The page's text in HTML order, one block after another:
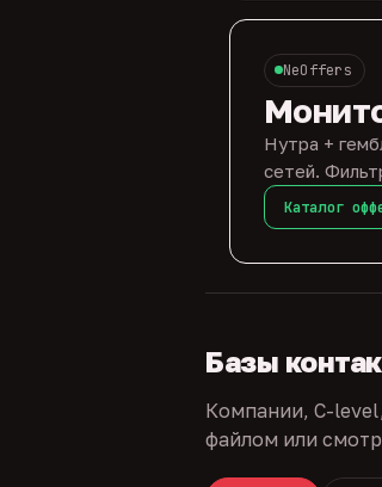
NeOffers
Нутра +
сетей.
Каталог
Базы
Компании, C-
файлом или